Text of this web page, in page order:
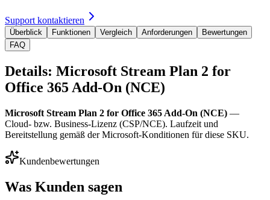
Support kontaktieren
Überblick Funktionen Vergleich Anforderungen
Bewertungen
FAQ
Details: Microsoft Stream Plan 2 for
Office 365 Add-On (NCE)
Microsoft Stream Plan 2 for Office 365 Add-On (NCE) —
Cloud- bzw. Business-Lizenz (CSP/NCE). Laufzeit und
Bereitstellung gemäß der Microsoft-Konditionen für diese SKU.
Kundenbewertungen
Was Kunden sagen